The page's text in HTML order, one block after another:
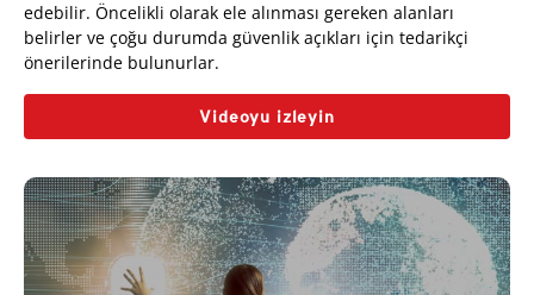
edebilir. Öncelikli olarak ele alınması gereken alanları
belirler ve çoğu durumda güvenlik açıkları için tedarikçi
önerilerinde bulunurlar.
Videoyu izleyin